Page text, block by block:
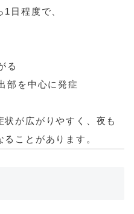
日程度で、
る
部を中心に発症
が広がりやすく、夜も
ことがあります。